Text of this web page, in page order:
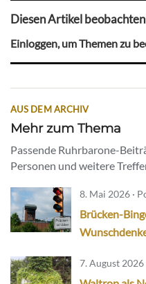
Diesen Artikel beobachten
Einloggen, um Themen zu
AUS DEM ARCHIV
Mehr zum Thema
Passende Ruhrbarone-
Personen und weitere
8. Mai 2026 ·
Brücken-
7. August